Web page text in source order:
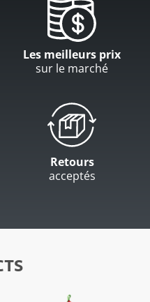
Les meilleurs prix
sur le marché
Retours
acceptés